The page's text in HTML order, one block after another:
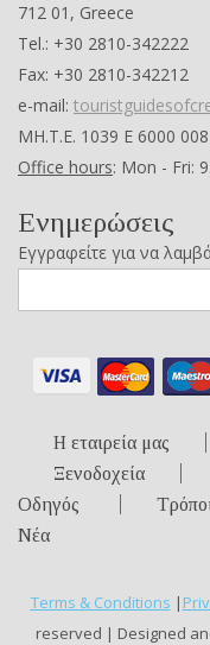
712 01, Greece
Tel.: +30 2810-342222
Fax: +30 2810-342212
e-mail:
ΜΗ.Τ.Ε. 1039 Ε 6000
Office hours: Mon - Fri:
Ενημερώσεις
Εγγραφείτε για να
Η εταιρεία μας
Ξενοδοχεία
Οδηγός
Νέα
Terms & Conditions |
reserved | Designed